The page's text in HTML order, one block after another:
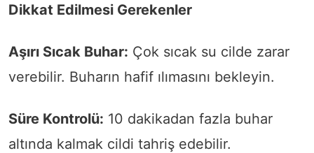
Dikkat Edilmesi Gerekenler
Aşırı Sıcak Buhar: Çok sıcak su cilde zarar
verebilir. Buharın hafif ılımasını bekleyin.
Süre Kontrolü: 10 dakikadan fazla buhar
altında kalmak cildi tahriş edebilir.